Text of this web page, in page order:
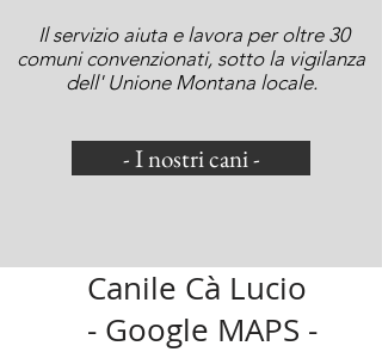
Il servizio aiuta e lavora per oltre 30
comuni convenzionati, sotto la vigilanza
dell' Unione Montana locale.
- I nostri cani -
Canile Cà Lucio
- Google MAPS -